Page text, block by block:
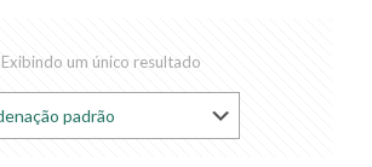
Exibindo um único resultado